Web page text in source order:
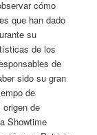
cómo
que han dado
su
de los
de
sido su gran
de
origen de
Showtime